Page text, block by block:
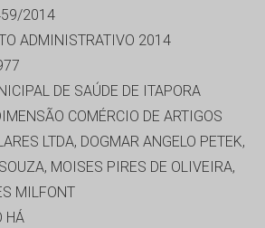
2014
ADMINISTRATIVO 2014
DE SAÚDE DE ITAPORA
COMÉRCIO DE ARTIGOS
LTDA, DOGMAR ANGELO PETEK,
MOISES PIRES DE OLIVEIRA,
MILFONT
HÁ